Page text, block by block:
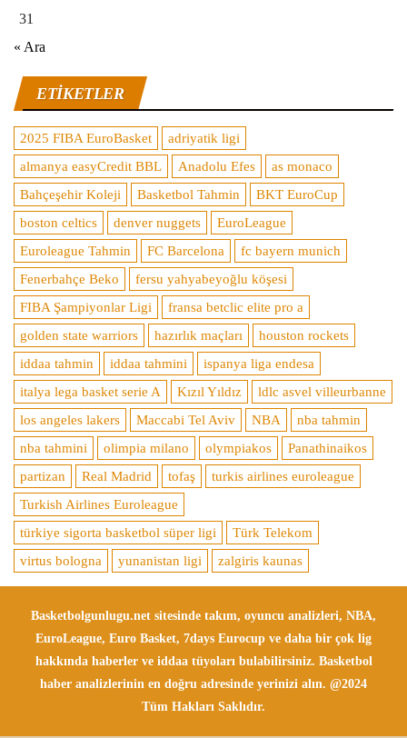
31
« Ara
ETIKETLER
2025 FIBA EuroBasket
adriyatik ligi
almanya easyCredit BBL
Anadolu Efes
as monaco
Bahçeşehir Koleji
Basketbol Tahmin
BKT EuroCup
boston celtics
denver nuggets
EuroLeague
Euroleague Tahmin
FC Barcelona
fc bayern munich
Fenerbahçe Beko
fersu yahyabeyoğlu köşesi
FIBA Şampiyonlar Ligi
fransa betclic elite pro a
golden state warriors
hazırlık maçları
houston rockets
iddaa tahmin
iddaa tahmini
ispanya liga endesa
italya lega basket serie A
Kızıl Yıldız
ldlc asvel villeurbanne
los angeles lakers
Maccabi Tel Aviv NBA
nba tahmin
nba tahmini
olimpia milano olympiakos
Panathinaikos
partizan
Real Madrid tofaş
turkis airlines euroleague
Turkish Airlines Euroleague
türkiye sigorta basketbol süper ligi
Türk Telekom
virtus bologna
yunanistan ligi zalgiris kaunas
Basketbolgunlugu.net sitesinde takım, oyuncu analizleri, NBA,
EuroLeague, Euro Basket, 7days Eurocup ve daha bir çok lig
hakkında haberler ve iddaa tüyoları bulabilirsiniz. Basketbol
haber analizlerinin en doğru adresinde yerinizi alın. @2024
Tüm Hakları Saklıdır.